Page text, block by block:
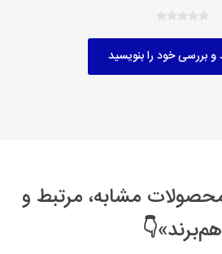
و بررسی خود را بنویسید
مشابه، مرتبط و
هم‌برند»👇